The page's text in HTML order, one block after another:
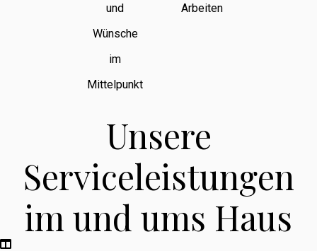
und
Wünsche
im
Mittelpunkt
Arbeiten
Unsere
Serviceleistungen
im und ums Haus